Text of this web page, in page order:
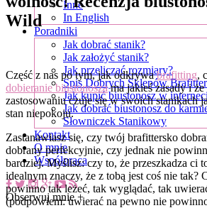
Inne
In English
Poradniki
Jak dobrać stanik?
Jak założyć stanik?
Jak przeliczać rozmiary?
Spis Dobrych Sklepów
Jak kupić biustonosz w
Jak dobrać biustonosz do
Słowniczek Stanikowy
Kontakt
O mnie
Współpraca
Obserwuj mnie +
Wild
Część z nas po tym, jak odkrywabrafitting,
dobieranie biustonoszama jakieś zasady i
zastosowaniu czuje się w swoich stanikach
stan niepokoju.
Zastanawiasz się, czy twój brafittersko
dobrany perfekcyjnie, czy jednak nie
bardziej. Myślisz: czy to, że przeszkadza ci
idealnym znaczy, że z tobą jest coś nie tak?
powinno tak leżeć, tak wyglądać, tak
(podpowiem: uwierać na pewno nie